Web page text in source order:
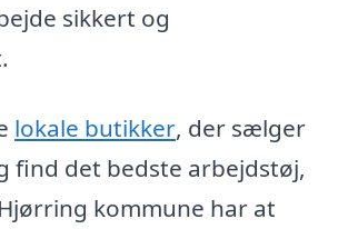
sikkert og
lokale butikker, der sælger
find det bedste arbejdstøj,
kommune har at